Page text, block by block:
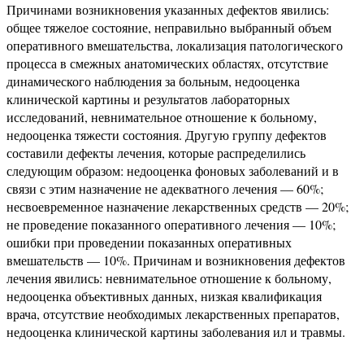
Причинами возникновения указанных дефектов явились:
общее тяжелое состояние, неправильно выбранный объем
оперативного вмешательства, локализация патологического
процесса в смежных анатомических областях, отсутствие
динамического наблюдения за больным, недооценка
клинической картины и результатов лабораторных
исследований, невнимательное отношение к больному,
недооценка тяжести состояния. Другую группу дефектов
составили дефекты лечения, которые распределились
следующим образом: недооценка фоновых заболеваний и в
связи с этим назначение не адекватного лечения — 60%;
несвоевременное назначение лекарственных средств — 20%;
не проведение показанного оперативного лечения — 10%;
ошибки при проведении показанных оперативных
вмешательств — 10%. Причинам и возникновения дефектов
лечения явились: невнимательное отношение к больному,
недооценка объективных данных, низкая квалификация
врача, отсутствие необходимых лекарственных препаратов,
недооценка клинической картины заболевания ил и травмы.